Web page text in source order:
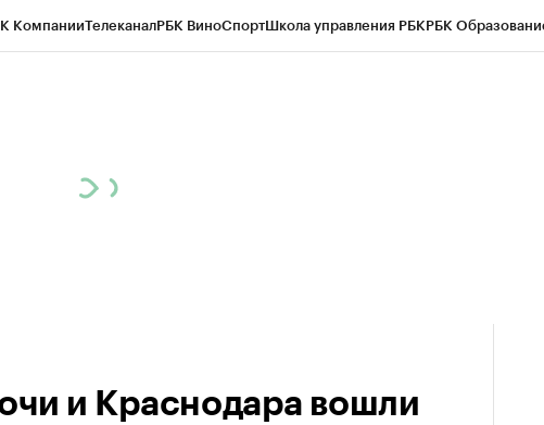
КомпанииТелеканалРБК ВиноСпортШкола управления РБКРБК
и Краснодара вошли